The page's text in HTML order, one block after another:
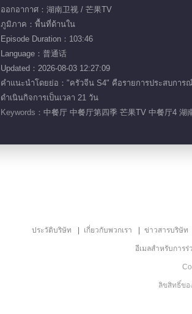
ออกอากาศ：湖南卫视 / 芒果TV
ภูมิภาค：พื้นที่ด้านใน
Episode Duration：103:46
Language：普通话
Updated：2026-08-03 12:27:09
คำแนะนำโดยย่อ："ครัวจีน S4" คือรายการประสบกา
ดำเนินกิจการเป็นเวลา 21 วัน
Keywords： 中餐厅 中餐厅第四季 芒果TV 中餐厅4
ประวัติบริษัท เกี่ยวกับพวกเรา ข่าวสารบริษัท
อีเมลสำหรับการร่
ลิขสิทธิ์ขอ